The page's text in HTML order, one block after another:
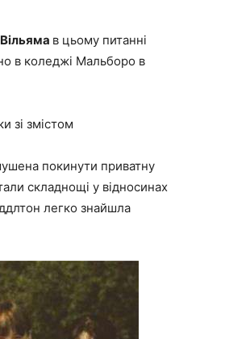
в цьому питанні
в коледжі Мальборо в
зі змістом
покинути приватну
складнощі у відносинах
легко знайшла